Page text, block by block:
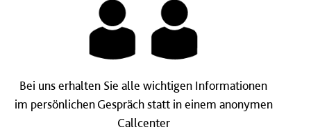
Bei uns erhalten Sie alle wichtigen Informationen
im persönlichen Gespräch statt in einem anonymen
Callcenter